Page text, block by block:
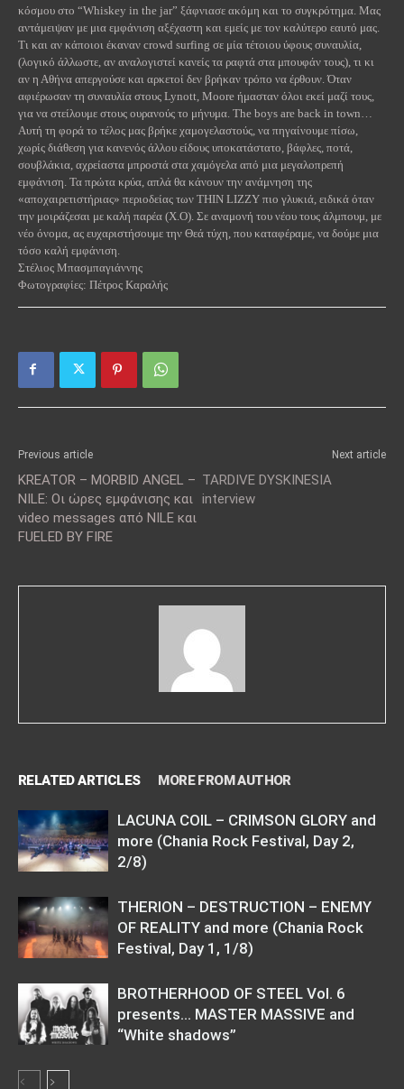
κόσμου στο “Whiskey in the jar” ξάφνιασε ακόμη και το συγκρότημα. Μας
αντάμειψαν με μια εμφάνιση αξέχαστη και εμείς με τον καλύτερο εαυτό μας.
Τι και αν κάποιοι έκαναν crowd surfing σε μία τέτοιου ύφους συναυλία,
(λογικό άλλωστε, αν αναλογιστεί κανείς τα ραφτά στα μπουφάν τους), τι κι
αν η Αθήνα απεργούσε και αρκετοί δεν βρήκαν τρόπο να έρθουν. Όταν
αφιέρωσαν τη συναυλία στους Lynott Moore ήμασταν όλοι εκεί μαζί τους,
για να στείλουμε στους ουρανούς το μήνυμα. The boys are back in town
Αυτή τη φορά το τέλος μας βρήκε χαμογελαστούς, να πηγαίνουμε πίσω,
χωρίς διάθεση για κανενός άλλου είδους υποκατάστατο, βάφλες, ποτά,
σουβλάκια, αχρείαστα μπροστά στα χαμόγελα από μια μεγαλοπρεπή
εμφάνιση. Τα πρώτα κρύα, απλά θα κάνουν την ανάμνηση της
«αποχαιρετιστήριας» περιοδείας των THIN LIZZY πιο γλυκιά, ειδικά όταν
την μοιράζεσαι με καλή παρέα (Χ.Ο). Σε αναμονή του νέου τους άλμπουμ, με
νέο όνομα, ας ευχαριστήσουμε την Θεά τύχη, που καταφέραμε, να δούμε μια
τόσο καλή εμφάνιση.
Στέλιος Μπασμπαγιάννης
Φωτογραφίες: Πέτρος Καραλής
Previous article
KREATOR – MORBID ANGEL –
NILE: Οι ώρες εμφάνισης και
video messages από NILE και
FUELED BY FIRE
Next article
TARDIVE DYSKINESIA
interview
RELATED ARTICLES MORE FROM AUTHOR
LACUNA COIL – CRIMSON GLORY and
more (Chania Rock Festival, Day 2,
2/8)
THERION – DESTRUCTION – ENEMY
OF REALITY and more (Chania Rock
Festival, Day 1, 1/8)
BROTHERHOOD OF STEEL Vol. 6
presents… MASTER MASSIVE and
“White shadows”